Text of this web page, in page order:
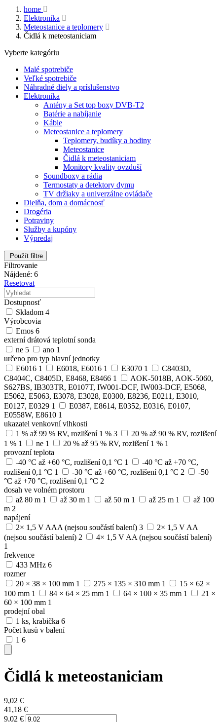
home
Elektronika
Meteostanice a teplomery
Čidlá k meteostaniciam
Vyberte kategóriu
Malé spotrebiče
Veľké spotrebiče
Náhradné diely a príslušenstvo
Elektronika
Antény a Set top boxy DVB-T2
Batérie a nabíjanie
Káble
Meteostanice a teplomery
Teplomery, budíky a hodiny
Meteostanice
Čidlá k meteostaniciam
Monitory kvality ovzduší
Soundboxy a rádia
Termostaty a detektory dymu
TV držiaky a univerzálne ovládače
Dielňa, dom a domácnosť
Drogéria
Potraviny
Služby a kupóny
Výpredaj
Použít filtre
Filtrovanie
Nájdené: 6
Resetovat
Dostupnosť
Skladom 4
Výrobcovia
Emos 6
externí drátová teplotní sonda
ne 5 ano 1
určeno pro typ hlavní jednotky
E6016 1 E6018, E6016 1 E3070 1
C8403D,
C8404C, C8405D, E8468, E8466 1
AOK-5018B, AOK-5060,
S627BS, IB303TR, E0107T, IW001-DCF, IW003-DCF, E5068,
E5062, E5063, E3078, E3028, E0300, E8236, E0211, E3010,
E0127, E0329 1
E0387, E8614, E0352, E0316, E0107,
E0558W, E8610 1
ukazatel venkovní vlhkosti
1 % až 99 % RV, rozlišení 1 % 3
20 % až 90 % RV, rozlišení
1 % 1 ne 1 20 % až 95 % RV, rozlišení 1 % 1
provozní teplota
-40 °C až +60 °C, rozlišení 0,1 °C 1
-40 °C až +70 °C,
rozlišení 0,1 °C 1 -30 °C až +60 °C, rozlišení 0,1 °C 2
-50
°C až +70 °C, rozlišení 0,1 °C 2
dosah ve volném prostoru
až 80 m 1 až 30 m 1 až 50 m 1 až 25 m 1
až 100
m 2
napájení
2× 1,5 V AAA (nejsou součástí balení) 3
2× 1,5 V AA
(nejsou součástí balení) 2
4× 1,5 V AA (nejsou součástí balení)
1
frekvence
433 MHz 6
rozmer
20 × 38 × 100 mm 1 275 × 135 × 310 mm 1
15 × 62 ×
100 mm 1 84 × 64 × 25 mm 1 64 × 100 × 35 mm 1
21 ×
60 × 100 mm 1
prodejní obal
1 ks, krabička 6
Počet kusů v balení
1 6
Čidlá k meteostaniciam
9,02 €
41,18 €
9,02 €